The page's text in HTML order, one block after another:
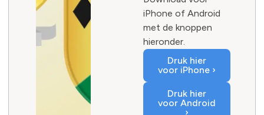
iPhone of Android
met de knoppen
hieronder.
Druk hier
voor iPhone ›
Druk hier
voor Android
›